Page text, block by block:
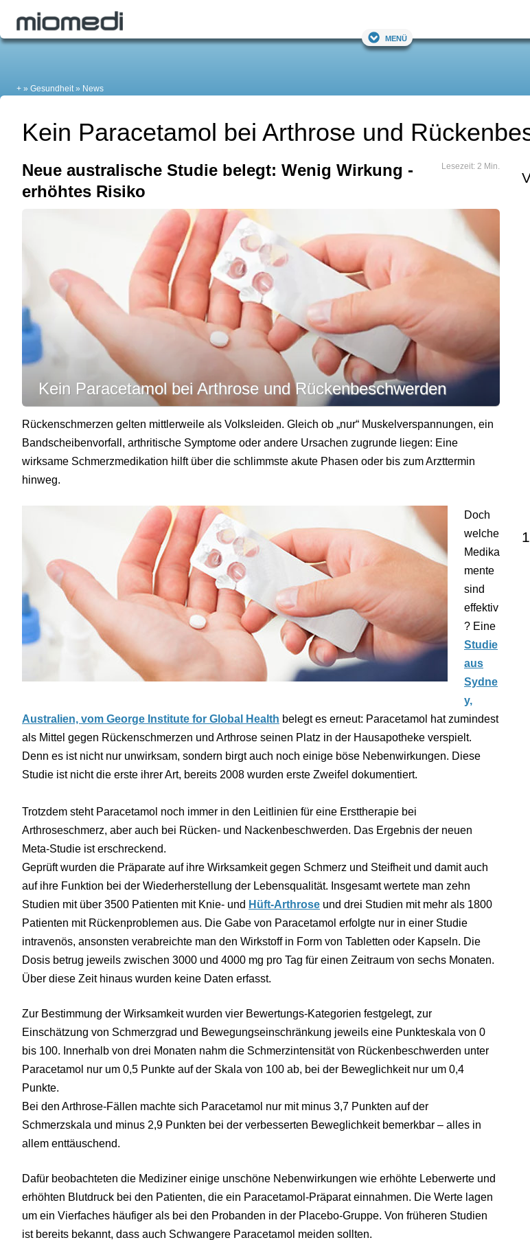
Menü
+ Gesundheit News
Kein Paracetamol bei Arthrose und
Lesezeit: 2 Min.
Neue australische Studie belegt: Wenig Wirkung -
erhöhtes Risiko
Kein Paracetamol bei Arthrose und Rückenbeschwerden
Rückenschmerzen gelten mittlerweile als Volksleiden. Gleich ob „nur“ Muskelverspannungen, ein
Bandscheibenvorfall, arthritische Symptome oder andere Ursachen zugrunde liegen: Eine
wirksame Schmerzmedikation hilft über die schlimmste akute Phasen oder bis zum Arzttermin
hinweg.
Doch
welche
Medika
mente
sind
effektiv
? Eine
Studie
aus
Sydne
y,
Australien, vom George Institute for Global Health belegt es erneut: Paracetamol hat zumindest
als Mittel gegen Rückenschmerzen und Arthrose seinen Platz in der Hausapotheke verspielt.
Denn es ist nicht nur unwirksam, sondern birgt auch noch einige böse Nebenwirkungen. Diese
Studie ist nicht die erste ihrer Art, bereits 2008 wurden erste Zweifel dokumentiert.
Trotzdem steht Paracetamol noch immer in den Leitlinien für eine Ersttherapie bei
Arthroseschmerz, aber auch bei Rücken- und Nackenbeschwerden. Das Ergebnis der neuen
Meta-Studie ist erschreckend.
Geprüft wurden die Präparate auf ihre Wirksamkeit gegen Schmerz und Steifheit und damit auch
auf ihre Funktion bei der Wiederherstellung der Lebensqualität. Insgesamt wertete man zehn
Studien mit über 3500 Patienten mit Knie- und Hüft-Arthrose und drei Studien mit mehr als 1800
Patienten mit Rückenproblemen aus. Die Gabe von Paracetamol erfolgte nur in einer Studie
intravenös, ansonsten verabreichte man den Wirkstoff in Form von Tabletten oder Kapseln. Die
Dosis betrug jeweils zwischen 3000 und 4000 mg pro Tag für einen Zeitraum von sechs Monaten.
Über diese Zeit hinaus wurden keine Daten erfasst.
Zur Bestimmung der Wirksamkeit wurden vier Bewertungs-Kategorien festgelegt, zur
Einschätzung von Schmerzgrad und Bewegungseinschränkung jeweils eine Punkteskala von 0
bis 100. Innerhalb von drei Monaten nahm die Schmerzintensität von Rückenbeschwerden unter
Paracetamol nur um 0,5 Punkte auf der Skala von 100 ab, bei der Beweglichkeit nur um 0,4
Punkte.
Bei den Arthrose-Fällen machte sich Paracetamol nur mit minus 3,7 Punkten auf der
Schmerzskala und minus 2,9 Punkten bei der verbesserten Beweglichkeit bemerkbar – alles in
allem enttäuschend.
Dafür beobachteten die Mediziner einige unschöne Nebenwirkungen wie erhöhte Leberwerte und
erhöhten Blutdruck bei den Patienten, die ein Paracetamol-Präparat einnahmen. Die Werte lagen
um ein Vierfaches häufiger als bei den Probanden in der Placebo-Gruppe. Von früheren Studien
ist bereits bekannt, dass auch Schwangere Paracetamol meiden sollten.